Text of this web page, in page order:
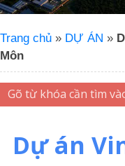
Trang chủ » DỰ ÁN »
Môn
Dự án